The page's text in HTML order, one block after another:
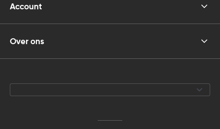
Account
Over ons